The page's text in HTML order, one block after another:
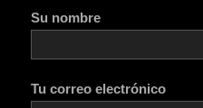
Su nombre
Tu correo electrónico